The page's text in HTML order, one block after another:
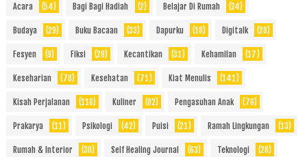
Acara (54) Bagi Bagi Hadiah (2) Belajar Di Rumah (24)
Budaya (29) Buku Bacaan (33) Dapurku (18) Digitalk (28)
Fesyen (9) Fiksi (28) Kecantikan (31) Kehamilan (17)
Keseharian (78) Kesehatan (71) Kiat Menulis (141)
Kisah Perjalanan (118) Kuliner (82) Pengasuhan Anak (76)
Prakarya (11) Psikologi (42) Puisi (21) Ramah Lingkungan (13)
Rumah & Interior (30) Self Healing Journal (63) Teknologi (28)